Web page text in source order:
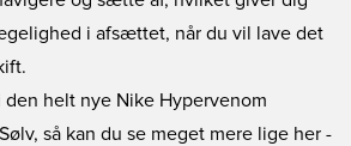
i afsættet, når du vil lave det
den helt nye Nike Hypervenom
så kan du se meget mere lige her -